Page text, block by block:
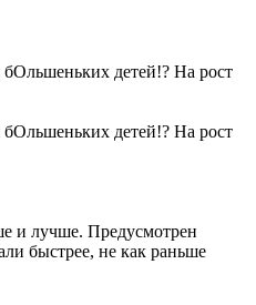
детей!? На рост
детей!? На рост
и лучше. Предусмотрен
быстрее, не как раньше